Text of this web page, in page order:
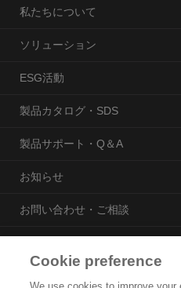
私たちについて
ソリューション
ESG活動
製品カタログ・SDS
製品サポート・Q＆A
お知らせ
お問い合わせ・ご相談
Cookie preference